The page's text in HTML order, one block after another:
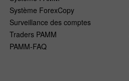
Système ForexCopy
Surveillance des comptes
Traders PAMM
PAMM-FAQ